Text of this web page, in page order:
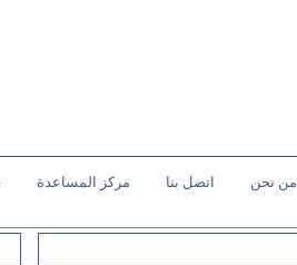
من نحن اتصل بنا مركز المساعدة